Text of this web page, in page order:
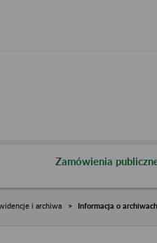
Zamówienia
i archiwa Informacja o